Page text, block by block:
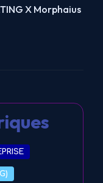
X Morphaius